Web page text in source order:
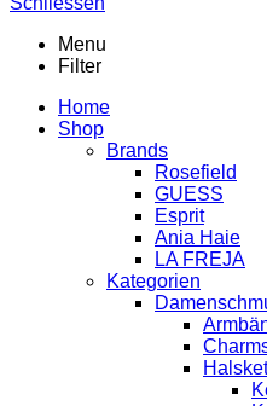
Menu
Filter
Home
Shop
Brands
Rosefield
GUESS
Esprit
Ania Haie
LA FREJA
Kategorien